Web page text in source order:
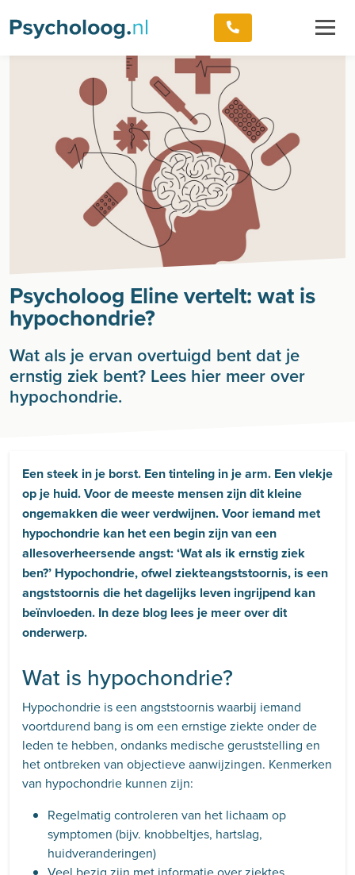
Psycholoog Eline vertelt: wat is
hypochondrie?
Wat als je ervan overtuigd bent dat je
ernstig ziek bent? Lees hier meer over
hypochondrie.
Een steek in je borst. Een tinteling in je arm. Een vlekje
op je huid. Voor de meeste mensen zijn dit kleine
ongemakken die weer verdwijnen. Voor iemand met
hypochondrie kan het een begin zijn van een
allesoverheersende angst: ‘Wat als ik ernstig ziek
ben?’ Hypochondrie, ofwel ziekteangststoornis, is een
angststoornis die het dagelijks leven ingrijpend kan
beïnvloeden. In deze blog lees je meer over dit
onderwerp.
Wat is hypochondrie?
Hypochondrie is een angststoornis waarbij iemand
voortdurend bang is om een ernstige ziekte onder de
leden te hebben, ondanks medische geruststelling en
het ontbreken van objectieve aanwijzingen. Kenmerken
van hypochondrie kunnen zijn:
Regelmatig controleren van het lichaam op
symptomen (bijv. knobbeltjes, hartslag,
huidveranderingen)
Veel bezig zijn met informatie over ziektes